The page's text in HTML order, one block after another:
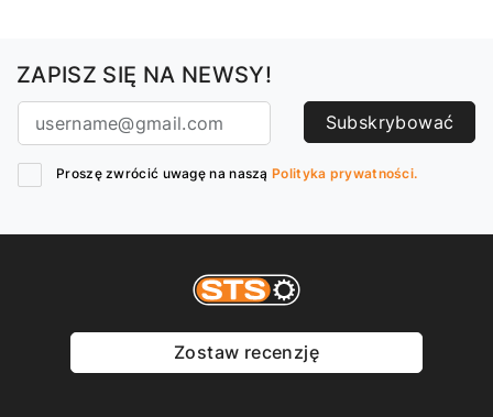
ZAPISZ SIĘ NA NEWSY!
Subskrybować
Proszę zwrócić uwagę na naszą Polityka prywatności.
Zostaw recenzję